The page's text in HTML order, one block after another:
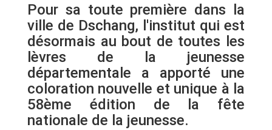
Pour sa toute première dans la
ville de Dschang, l'institut qui est
désormais au bout de toutes les
lèvres de la jeunesse
départementale a apporté une
coloration nouvelle et unique à la
58ème édition de la fête
nationale de la jeunesse.